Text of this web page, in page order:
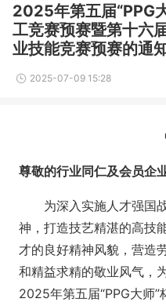
2025年第五届“PPG
工竞赛预赛暨第十六
业技能竞赛预赛的通
2025-07-09 15:28
尊敬的行业同仁及会员企
为深入实施人才强国战
神，打造技艺精湛的高技
才的良好精神风貌，营造
和精益求精的敬业风气，
2025年第五届“PPG大师